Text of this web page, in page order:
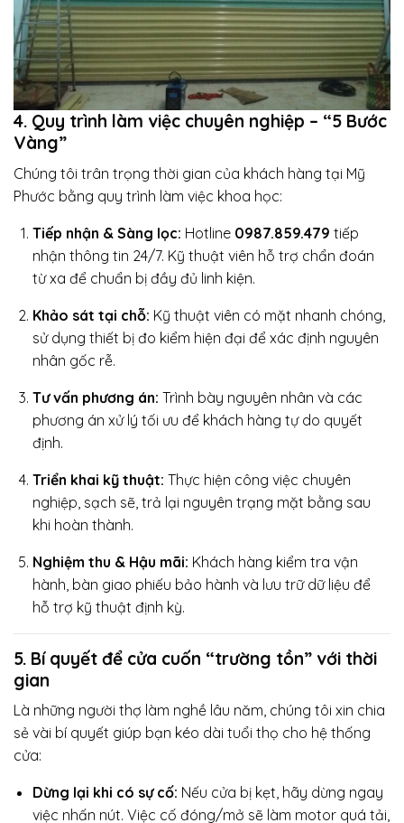
4. Quy trình làm việc chuyên nghiệp – “5 Bước
Vàng”
Chúng tôi trân trọng thời gian của khách hàng tại Mỹ
Phước bằng quy trình làm việc khoa học:
Tiếp nhận & Sàng lọc: Hotline 0987.859.479 tiếp
nhận thông tin 24/7. Kỹ thuật viên hỗ trợ chẩn đoán
từ xa để chuẩn bị đầy đủ linh kiện.
Khảo sát tại chỗ: Kỹ thuật viên có mặt nhanh chóng,
sử dụng thiết bị đo kiểm hiện đại để xác định nguyên
nhân gốc rễ.
Tư vấn phương án: Trình bày nguyên nhân và các
phương án xử lý tối ưu để khách hàng tự do quyết
định.
Triển khai kỹ thuật: Thực hiện công việc chuyên
nghiệp, sạch sẽ, trả lại nguyên trạng mặt bằng sau
khi hoàn thành.
Nghiệm thu & Hậu mãi: Khách hàng kiểm tra vận
hành, bàn giao phiếu bảo hành và lưu trữ dữ liệu để
hỗ trợ kỹ thuật định kỳ.
5. Bí quyết để cửa cuốn “trường tồn” với thời
gian
Là những người thợ làm nghề lâu năm, chúng tôi xin chia
sẻ vài bí quyết giúp bạn kéo dài tuổi thọ cho hệ thống
cửa:
Dừng lại khi có sự cố: Nếu cửa bị kẹt, hãy dừng ngay
việc nhấn nút. Việc cố đóng/mở sẽ làm motor quá tải,